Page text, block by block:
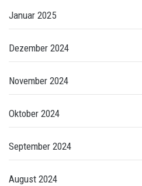
Januar 2025
Dezember 2024
November 2024
Oktober 2024
September 2024
August 2024